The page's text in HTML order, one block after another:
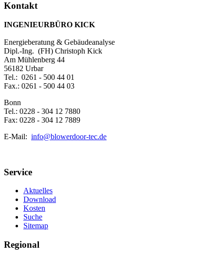
Kontakt
INGENIEURBÜRO KICK
Energieberatung & Gebäudeanalyse
Dipl.-Ing. (FH) Christoph Kick
Am Mühlenberg 44
56182 Urbar
Tel.: 0261 - 500 44 01
Fax.: 0261 - 500 44 03
Bonn
Tel.: 0228 - 304 12 7880
Fax: 0228 - 304 12 7889
E-Mail: info@blowerdoor-tec.de
Service
Aktuelles
Download
Kosten
Suche
Sitemap
Regional